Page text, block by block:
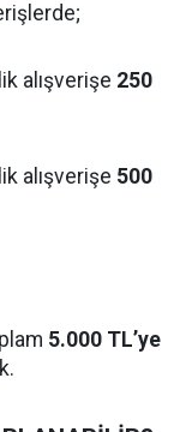
alışverişe 250
alışverişe 500
5.000 TL’ye